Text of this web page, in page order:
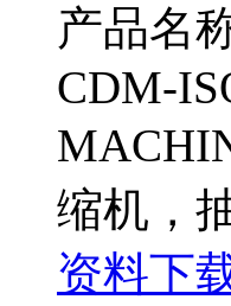
产品名
CDM-
缩机，
资料下